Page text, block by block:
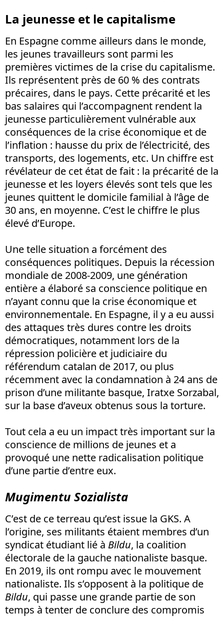
La jeunesse et le capitalisme
En Espagne comme ailleurs dans le monde,
les jeunes travailleurs sont parmi les
premières victimes de la crise du capitalisme.
Ils représentent près de 60 % des contrats
précaires, dans le pays. Cette précarité et les
bas salaires qui l’accompagnent rendent la
jeunesse particulièrement vulnérable aux
conséquences de la crise économique et de
l’inflation : hausse du prix de l’électricité, des
transports, des logements, etc. Un chiffre est
révélateur de cet état de fait : la précarité de la
jeunesse et les loyers élevés sont tels que les
jeunes quittent le domicile familial à l’âge de
30 ans, en moyenne. C’est le chiffre le plus
élevé d’Europe.
Une telle situation a forcément des
conséquences politiques. Depuis la récession
mondiale de 2008-2009, une génération
entière a élaboré sa conscience politique en
n’ayant connu que la crise économique et
environnementale. En Espagne, il y a eu aussi
des attaques très dures contre les droits
démocratiques, notamment lors de la
répression policière et judiciaire du
référendum catalan de 2017, ou plus
récemment avec la condamnation à 24 ans de
prison d’une militante basque, Iratxe Sorzabal,
sur la base d’aveux obtenus sous la torture.
Tout cela a eu un impact très important sur la
conscience de millions de jeunes et a
provoqué une nette radicalisation politique
d’une partie d’entre eux.
Mugimentu Sozialista
C’est de ce terreau qu’est issue la GKS. A
l’origine, ses militants étaient membres d’un
syndicat étudiant lié à Bildu, la coalition
électorale de la gauche nationaliste basque.
En 2019, ils ont rompu avec le mouvement
nationaliste. Ils s’opposent à la politique de
Bildu, qui passe une grande partie de son
temps à tenter de conclure des compromis